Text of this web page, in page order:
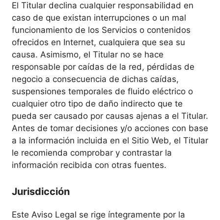
El Titular declina cualquier responsabilidad en
caso de que existan interrupciones o un mal
funcionamiento de los Servicios o contenidos
ofrecidos en Internet, cualquiera que sea su
causa. Asimismo, el Titular no se hace
responsable por caídas de la red, pérdidas de
negocio a consecuencia de dichas caídas,
suspensiones temporales de fluido eléctrico o
cualquier otro tipo de daño indirecto que te
pueda ser causado por causas ajenas a el Titular.
Antes de tomar decisiones y/o acciones con base
a la información incluida en el Sitio Web, el Titular
le recomienda comprobar y contrastar la
información recibida con otras fuentes.
Jurisdicción
Este Aviso Legal se rige íntegramente por la